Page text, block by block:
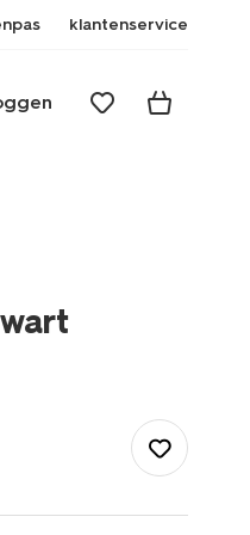
klantenservice